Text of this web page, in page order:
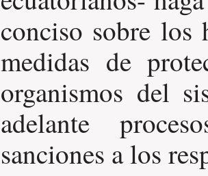
conciso sobre los
medidas de
organismos del
adelante
sanciones a los